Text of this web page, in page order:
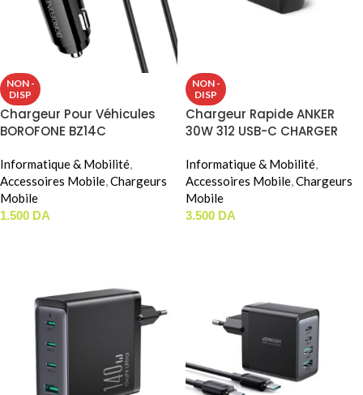
NON -
DISP
Chargeur Pour Véhicules
BOROFONE BZ14C
Informatique & Mobilité,
Accessoires Mobile,Chargeurs
Mobile
1.500 DA
NON -
DISP
Chargeur Rapide ANKER
30W 312 USB-C CHARGER
Informatique & Mobilité,
Accessoires Mobile,Chargeurs
Mobile
3.500 DA